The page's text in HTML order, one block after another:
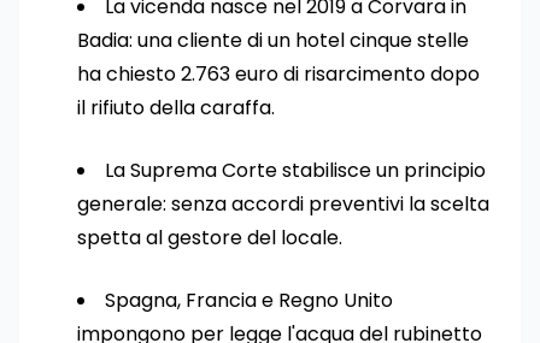
La vicenda nasce nel 2019 a Corvara in
Badia: una cliente di un hotel cinque stelle
ha chiesto 2.763 euro di risarcimento dopo
il rifiuto della caraffa.
La Suprema Corte stabilisce un principio
generale: senza accordi preventivi la scelta
spetta al gestore del locale.
Spagna, Francia e Regno Unito
impongono per legge l'acqua del rubinetto